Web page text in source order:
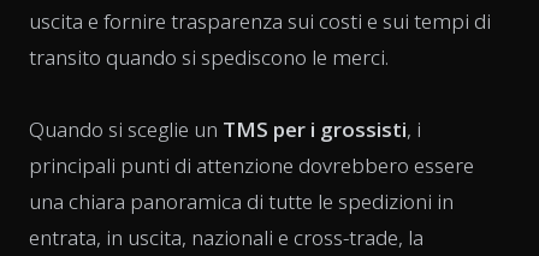
uscita e fornire trasparenza sui costi e sui tempi di
transito quando si spediscono le merci.
Quando si sceglie un TMS per i grossisti, i
principali punti di attenzione dovrebbero essere
una chiara panoramica di tutte le spedizioni in
entrata, in uscita, nazionali e cross-trade, la